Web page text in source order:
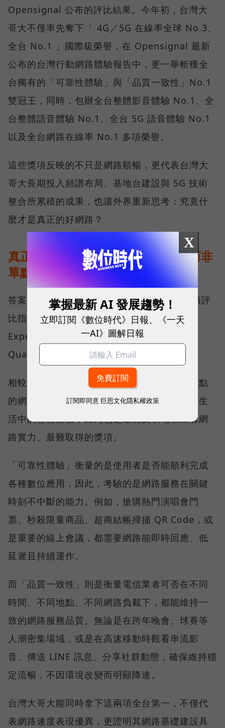
Opensignal 公布的評比結果。今年初，台灣大
哥大不僅率先奪下「 4G／5G 在線率全球 No.3、
全台 No.1 」國際級榮譽，在 Opensignal 最新
公布的台灣行動網路體驗報告中，更一舉斬獲全
台獨有的「可靠性體驗」與「品質一致性」No.1
雙冠王，同時，包辦全台整體影音體驗 No.1、全
台整體語音體驗 No.1、全台 5G 語音體驗 No.1
以及全台網路在線率 No.1 多項榮譽。
這些獎項反映的不只是網路順暢，更代表台灣大
哥大長期投入頻譜布局、基地台建設與 5G 技術
整合所累積的成果，也讓外界重新思考：究竟什
麼才是真正的好網路？
真正的好網路，比的是長期穩定、而非
單點測速
答案，就藏在 Opensignal 最具代表性的兩項評
比指標──可靠性體驗（Reliability
Experience）與品質一致性（Consistent
Quality）。
相較於傳統下載速度只反映單一時間、單一地點
的網路表現，這兩項指標更重視使用者在真實生
活中的整體體驗，因此也是最能反映電信業者網
路實力、最難取得的獎項。
「可靠性體驗」衡量的是使用者是否能順利完成
各種數位應用，因此，考驗的是網路服務在關鍵
時刻不中斷的能力。例如，搶購熱門演唱會門
票、秒殺限量商品、超商結帳掃描 QR Code，或
是重要的線上會議，都需要網路能即時回應、低
延遲且持續運作。
而「品質一致性」則是衡量電信業者可否在不同
時間、不同地點、不同網路負載下，都能維持一
致的網路服務品質。無論是在跨年晚會、球賽等
人潮密集場域，或是在高速移動時觀看串流影
音、傳送 LINE 訊息、分享社群動態，確保維持穩
定流暢，不因環境改變而明顯降速。
台灣大哥大能同時拿下這兩項全台第一，不僅代
表網路速度表現優異，更證明其網路基礎建設具
X
掌握最新 AI 發展趨勢！
立即訂閱《數位時代》日報、《一天
一AI》圖解日報
訂閱即同意 巨思文化隱私權政策